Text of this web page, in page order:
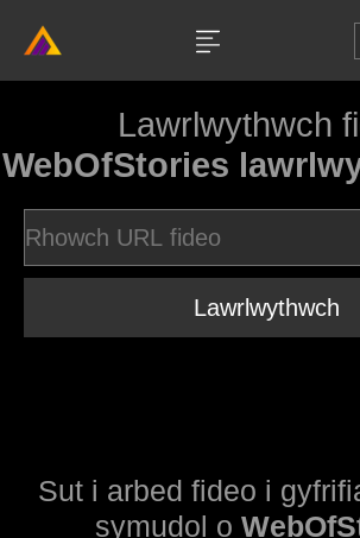
Lawrlwythwch
WebOfStories
Lawrlwythwch
Sut i arbed fideo i
symudol o